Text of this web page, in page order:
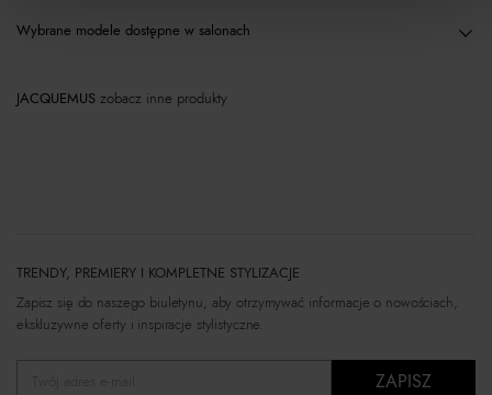
Wybrane modele dostępne w salonach
JACQUEMUS zobacz inne produkty
TRENDY, PREMIERY I KOMPLETNE STYLIZACJE
Zapisz się do naszego biuletynu, aby otrzymywać informacje o nowościach,
ekskluzywne oferty i inspiracje stylistyczne.
ZAPISZ